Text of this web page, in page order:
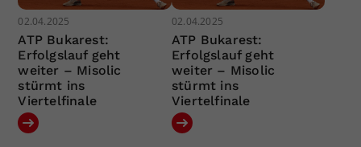
02.04.2025
ATP Bukarest:
Erfolgslauf geht
weiter – Misolic
stürmt ins
Viertelfinale
02.04.2025
ATP Bukarest:
Erfolgslauf geht
weiter – Misolic
stürmt ins
Viertelfinale